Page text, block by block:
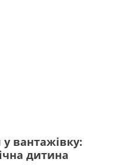
у вантажівку:
дитина